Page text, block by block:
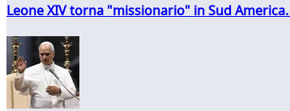
Leone XIV torna "missionario" in Sud